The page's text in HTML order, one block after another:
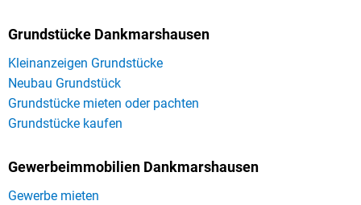
Grundstücke Dankmarshausen
Kleinanzeigen Grundstücke
Neubau Grundstück
Grundstücke mieten oder pachten
Grundstücke kaufen
Gewerbeimmobilien Dankmarshausen
Gewerbe mieten